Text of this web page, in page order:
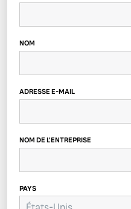
NOM
ADRESSE E-MAIL
NOM DE L'ENTREPRISE
PAYS